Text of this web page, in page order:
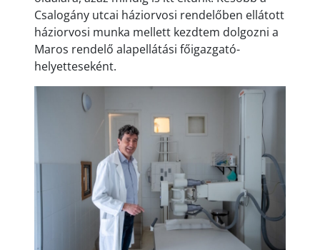
Csalogány utcai háziorvosi rendelőben ellátott
háziorvosi munka mellett kezdtem dolgozni a
Maros rendelő alapellátási főigazgató-
helyetteseként.